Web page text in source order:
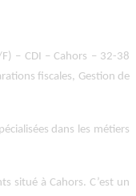
– CDI – Cahors – 32-38
fiscales, Gestion de
dans les métiers
situé à Cahors. C’est un